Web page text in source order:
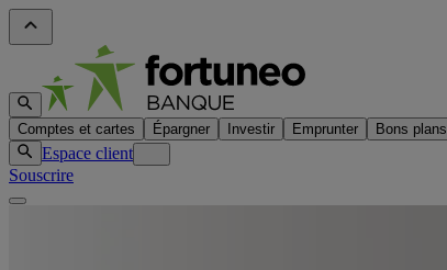
Comptes et cartes Épargner Investir Emprunter Bons plans
Espace client
Souscrire